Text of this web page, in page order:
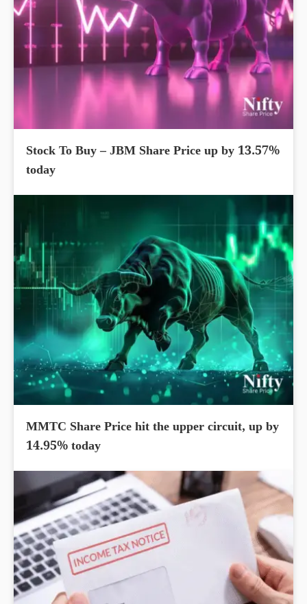
Stock To Buy – JBM Share Price up by 13.57%
today
MMTC Share Price hit the upper circuit, up by
14.95% today